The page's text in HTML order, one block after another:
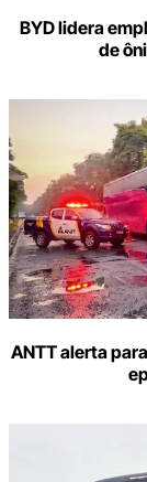
BYD lidera
de
ANTT alerta